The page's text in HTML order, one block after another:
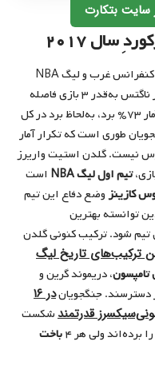
سایت بتکارت
سال ۲۰۱۷
گلدن استیت واریرز مدافع عنوان قهرمانی کنفرانس غرب و لیگ NBA
است که اکنون با تیمِ بعد از خود یعنی دنور ناگتس به‌قدر ۳ بازی فاصله‌
طوری است که تکرار آمار
از دسترس نیست. گلدن استیت واریرز
تیم اول لیگ NBA
است
کازینزوضع دفاع این تیم
توانسته بهترین
تیم شود. ترکیب کنونی گلدن
ترکیب‌های تاریخ لیگ
تامپسون، دریموند گرین و
دسترسند. جنگجویان
در ۱۶
قدرتمندشکست
باخت